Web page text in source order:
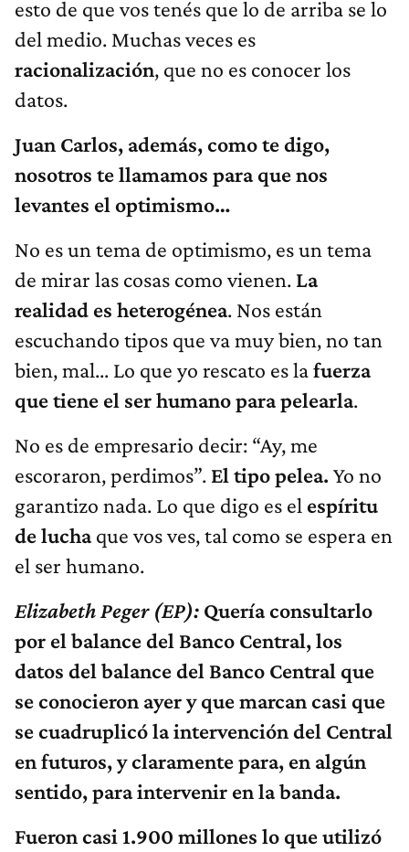
esto de que vos tenés que lo de arriba se lo
del medio. Muchas veces es
racionalización, que no es conocer los
datos.
Juan Carlos, además, como te digo,
nosotros te llamamos para que nos
levantes el optimismo…
No es un tema de optimismo, es un tema
de mirar las cosas como vienen. La
realidad es heterogénea. Nos están
escuchando tipos que va muy bien, no tan
bien, mal... Lo que yo rescato es lafuerza
que tiene el ser humano para pelearla.
No es de empresario decir: “Ay, me
escoraron, perdimos”. El tipo pelea. Yo no
garantizo nada. Lo que digo es el espíritu
de luchaque vos ves, tal como se espera en
el ser humano.
Elizabeth Peger (EP): Quería consultarlo
por el balance del Banco Central, los
datos del balance del Banco Central que
se conocieron ayer y que marcan casi que
se cuadruplicó la intervención del Central
en futuros, y claramente para, en algún
sentido, para intervenir en la banda.
Fueron casi 1.900 millones lo que utilizó